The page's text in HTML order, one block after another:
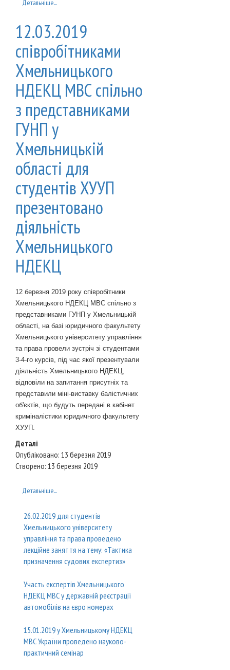
Детальніше...
12.03.2019
співробітниками
Хмельницького
НДЕКЦ МВС спільно
з представниками
ГУНП у
Хмельницькій
області для
студентів ХУУП
презентовано
діяльність
Хмельницького
НДЕКЦ
12 березня 2019 року співробітники
Хмельницького НДЕКЦ МВС спільно з
представниками ГУНП у Хмельницькій
області, на базі юридичного факультету
Хмельницького університету управління
та права провели зустріч зі студентами
3-4-го курсів, під час якої презентували
діяльність Хмельницького НДЕКЦ,
відповіли на запитання присутніх та
представили міні-виставку балістичних
об'єктів, що будуть передані в кабінет
криміналістики юридичного факультету
ХУУП.
Деталі
Опубліковано: 13 березня 2019
Створено: 13 березня 2019
Детальніше...
26.02.2019 для студентів
Хмельницького університету
управління та права проведено
лекційне заняття на тему: «Тактика
призначення судових експертиз»
Участь експертів Хмельницького
НДЕКЦ МВС у державній реєстрації
автомобілів на євро номерах
15.01.2019 у Хмельницькому НДЕКЦ
МВС України проведено науково-
практичний семінар